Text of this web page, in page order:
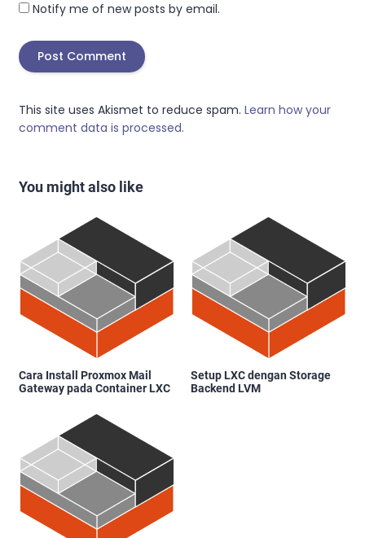
Notify me of new posts by email.
This site uses Akismet to reduce spam. Learn how your
comment data is processed.
You might also like
Cara Install Proxmox Mail
Gateway pada Container LXC
Setup LXC dengan Storage
Backend LVM